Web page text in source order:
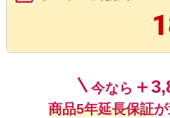
今なら ＋
商品5年延長保証が